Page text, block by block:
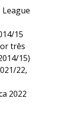
League
15
três
15)
22,
2022